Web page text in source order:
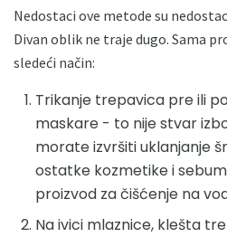
Nedostaci ove metode su
Divan oblik ne traje dugo. Sama
sledeći način:
Trikanje trepavica pre ili
maskare - to nije stvar
morate izvršiti uklanjanje
ostatke kozmetike i
proizvod za čišćenje na
Na ivici mlaznice, klešta